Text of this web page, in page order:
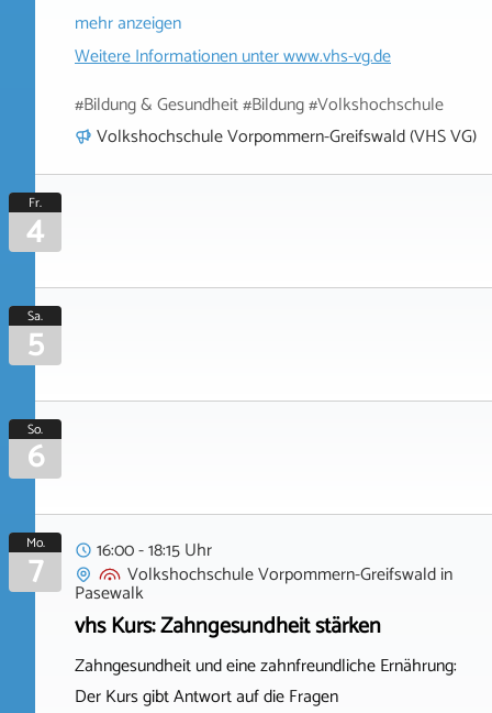
mehr anzeigen
Weitere Informationen unterwww.vhs-vg.de
#Bildung & Gesundheit #Bildung #Volkshochschule
Volkshochschule Vorpommern-Greifswald (VHS VG)
Fr.
4
Sa.
5
So.
6
Mo.
7
16:00 - 18:15 Uhr
Volkshochschule Vorpommern-Greifswaldin
Pasewalk
vhs Kurs: Zahngesundheit stärken
Zahngesundheit und eine zahnfreundliche Ernährung:
Der Kurs gibt Antwort auf die Fragen